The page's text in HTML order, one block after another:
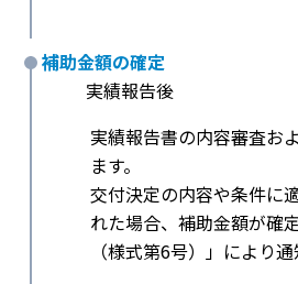
補助金額の確定
実績報告後
実績報告書の内容審査お
ます。
交付決定の内容や条件に
れた場合、補助金額が確
（様式第6号）」により通